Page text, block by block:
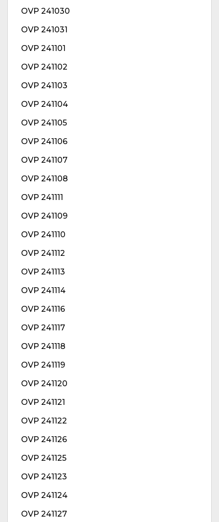
OVP 241030
OVP 241031
OVP 241101
OVP 241102
OVP 241103
OVP 241104
OVP 241105
OVP 241106
OVP 241107
OVP 241108
OVP 241111
OVP 241109
OVP 241110
OVP 241112
OVP 241113
OVP 241114
OVP 241116
OVP 241117
OVP 241118
OVP 241119
OVP 241120
OVP 241121
OVP 241122
OVP 241126
OVP 241125
OVP 241123
OVP 241124
OVP 241127